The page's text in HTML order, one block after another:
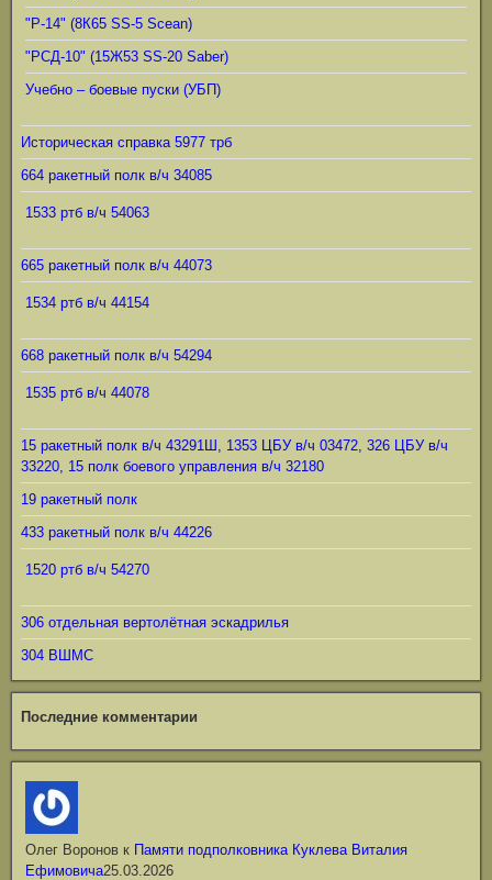
"Р-14" (8К65 SS-5 Scean)
"РСД-10" (15Ж53 SS-20 Saber)
Учебно – боевые пуски (УБП)
Историческая справка 5977 трб
664 ракетный полк в/ч 34085
1533 ртб в/ч 54063
665 ракетный полк в/ч 44073
1534 ртб в/ч 44154
668 ракетный полк в/ч 54294
1535 ртб в/ч 44078
15 ракетный полк в/ч 43291Ш, 1353 ЦБУ в/ч 03472, 326 ЦБУ в/ч
33220, 15 полк боевого управления в/ч 32180
19 ракетный полк
433 ракетный полк в/ч 44226
1520 ртб в/ч 54270
306 отдельная вертолётная эскадрилья
304 ВШМС
Последние комментарии
Олег Воронов к Памяти подполковника Куклева Виталия
Ефимовича25.03.2026